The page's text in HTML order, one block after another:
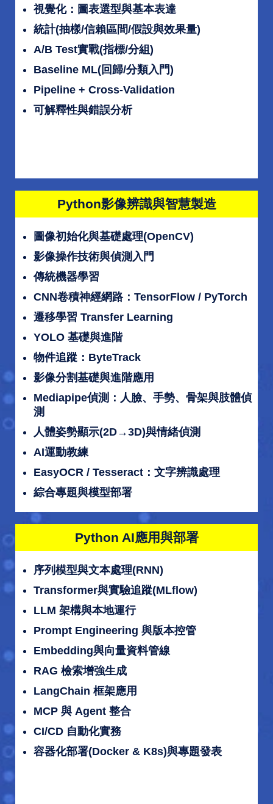
視覺化：圖表選型與基本表達
統計(抽樣/信賴區間/假設與效果量)
A/B Test實戰(指標/分組)
Baseline ML(回歸/分類入門)
Pipeline + Cross-Validation
可解釋性與錯誤分析
Python影像辨識與智慧製造
圖像初始化與基礎處理(OpenCV)
影像操作技術與偵測入門
傳統機器學習
CNN卷積神經網路：TensorFlow / PyTorch
遷移學習 Transfer Learning
YOLO 基礎與進階
物件追蹤：ByteTrack
影像分割基礎與進階應用
Mediapipe偵測：人臉、手勢、骨架與肢體偵
測
人體姿勢顯示(2D→3D)與情緒偵測
AI運動教練
EasyOCR / Tesseract：文字辨識處理
綜合專題與模型部署
Python AI應用與部署
序列模型與文本處理(RNN)
Transformer與實驗追蹤(MLflow)
LLM 架構與本地運行
Prompt Engineering 與版本控管
Embedding與向量資料管線
RAG 檢索增強生成
LangChain 框架應用
MCP 與 Agent 整合
CI/CD 自動化實務
容器化部署(Docker & K8s)與專題發表